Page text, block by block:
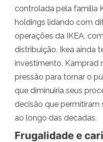
controlada pela família
holdings lidando com
operações da IKEA,
distribuição. Ikea ainda
investimento. Kamprad
pressão para tornar o
que diminuiria seus
decisão que
ao longo das décadas.
Frugalidade e